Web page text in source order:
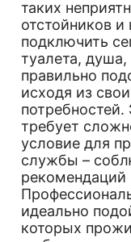
таких
отстойников
подключить
туалета,
правильно
исходя из
требует
условие для
службы –
рекомендаций
идеально
которых